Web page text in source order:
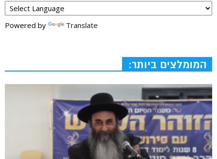
Powered by Translate
המומלצים ביותר: